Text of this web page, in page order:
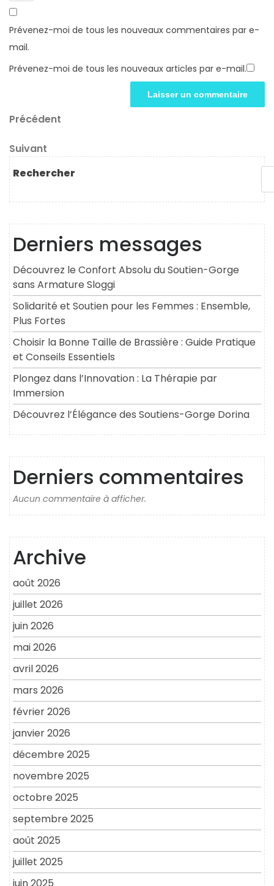
Prévenez-moi de tous les nouveaux commentaires par e-
mail.
Prévenez-moi de tous les nouveaux articles par e-mail.
Navigation
de
l’article
Article
Précédent
Article
suivant
Suivant
Rechercher
Derniers messages
Découvrez le Confort Absolu du Soutien-Gorge
sans Armature Sloggi
Solidarité et Soutien pour les Femmes : Ensemble,
Plus Fortes
Choisir la Bonne Taille de Brassière : Guide Pratique
et Conseils Essentiels
Plongez dans l’Innovation : La Thérapie par
Immersion
Découvrez l’Élégance des Soutiens-Gorge Dorina
Derniers commentaires
Aucun commentaire à afficher.
Archive
août 2026
juillet 2026
juin 2026
mai 2026
avril 2026
mars 2026
février 2026
janvier 2026
décembre 2025
novembre 2025
octobre 2025
septembre 2025
août 2025
juillet 2025
juin 2025